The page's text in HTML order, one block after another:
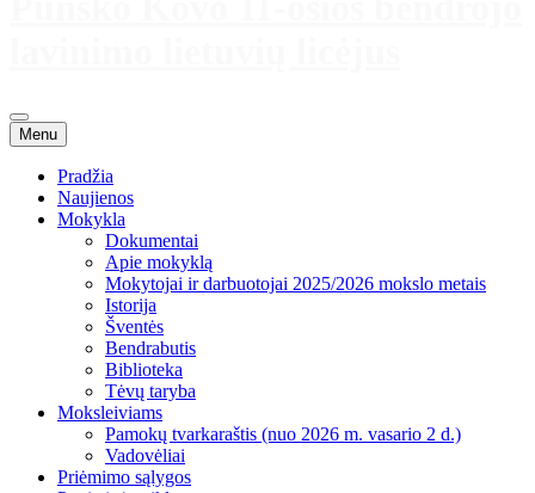
Menu
Pradžia
Naujienos
Mokykla
Dokumentai
Apie mokyklą
Mokytojai ir darbuotojai 2025/2026 mokslo metais
Istorija
Šventės
Bendrabutis
Biblioteka
Tėvų taryba
Moksleiviams
Pamokų tvarkaraštis (nuo 2026 m. vasario 2 d.)
Vadovėliai
Priėmimo sąlygos